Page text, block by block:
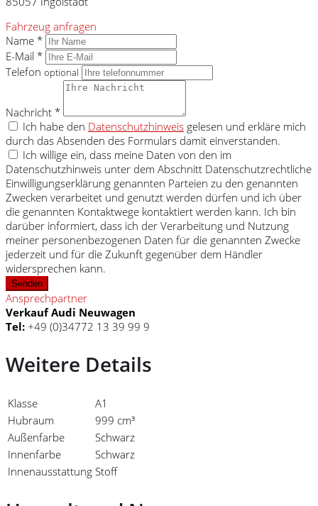
Fahrzeug anfragen
Name *
E-Mail *
Telefon optional
Nachricht *
Ich habe den Datenschutzhinweis gelesen und erkläre mich
durch das Absenden des Formulars damit einverstanden.
Ich willige ein, dass meine Daten von den im
Datenschutzhinweis unter dem Abschnitt Datenschutzrechtliche
Einwilligungserklärung genannten Parteien zu den genannten
Zwecken verarbeitet und genutzt werden dürfen und ich über
die genannten Kontaktwege kontaktiert werden kann. Ich bin
darüber informiert, dass ich der Verarbeitung und Nutzung
meiner personenbezogenen Daten für die genannten Zwecke
jederzeit und für die Zukunft gegenüber dem Händler
widersprechen kann.
Senden
Ansprechpartner
Verkauf Audi Neuwagen
Tel: +49 (0)34772 13 39 99 9
Weitere Details
Klasse
A1
Hubraum
999 cm³
Außenfarbe
Schwarz
Innenfarbe
Schwarz
Innenausstattung Stoff